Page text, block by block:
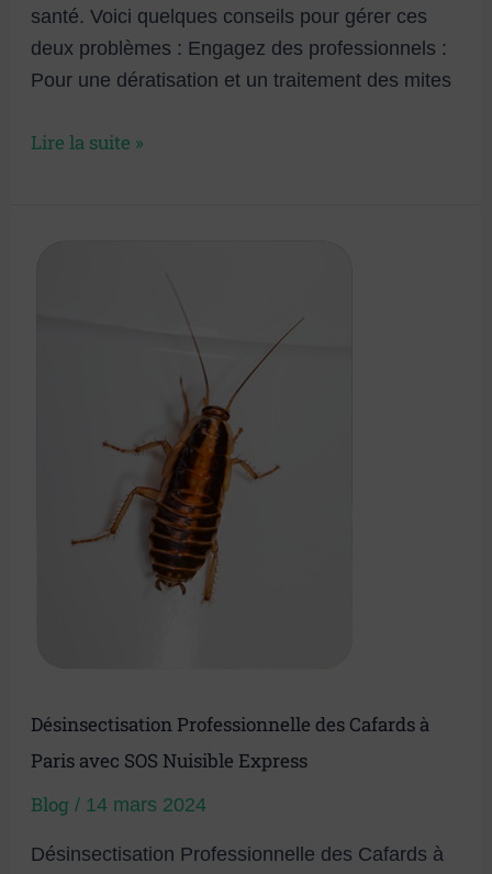
santé. Voici quelques conseils pour gérer ces
deux problèmes : Engagez des professionnels :
Pour une dératisation et un traitement des mites
Lire la suite »
Désinsectisation Professionnelle des Cafards à
Paris avec SOS Nuisible Express
Blog/ 14 mars 2024
Désinsectisation Professionnelle des Cafards à
Express